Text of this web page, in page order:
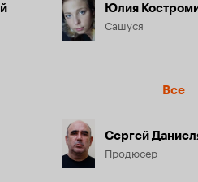
Юлия
Сашуся
Все
Сергей
Продюсер